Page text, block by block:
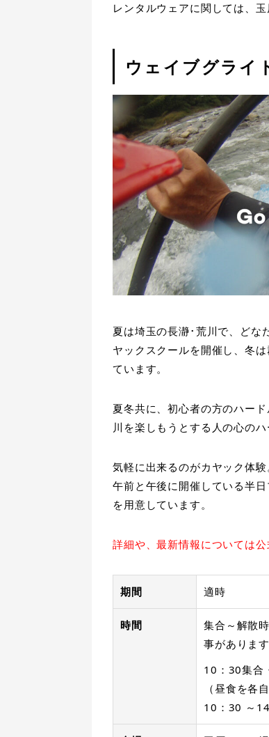
レンタルウェアに関しては、
ウェイブグライ
夏は埼玉の長瀞･荒川で、どな
ヤックスクールを開催し、冬
ています。
夏冬共に、初心者の方のハー
川を楽しもうとする人の心の
気軽に出来るのがカヤック体験
午前と午後に開催している半
を用意しています。
詳細や、最新情報については
期間 適時
時間
集合～解散
事があります
10：30集合
（昼食を各
10：30 ～